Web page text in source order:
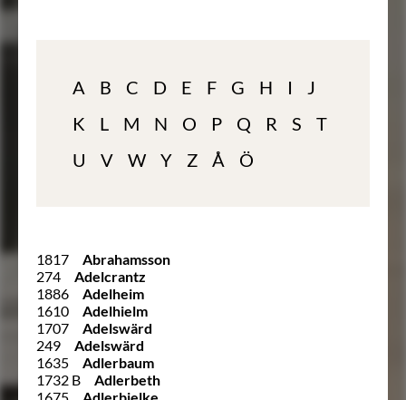
A B C D E F G H I
J
K
L M N O P Q R S
T
U
V W Y Z Å Ö
1817
Abrahamsson
274
Adelcrantz
1886
Adelheim
1610
Adelhielm
1707
Adelswärd
249
Adelswärd
1635
Adlerbaum
1732 B
Adlerbeth